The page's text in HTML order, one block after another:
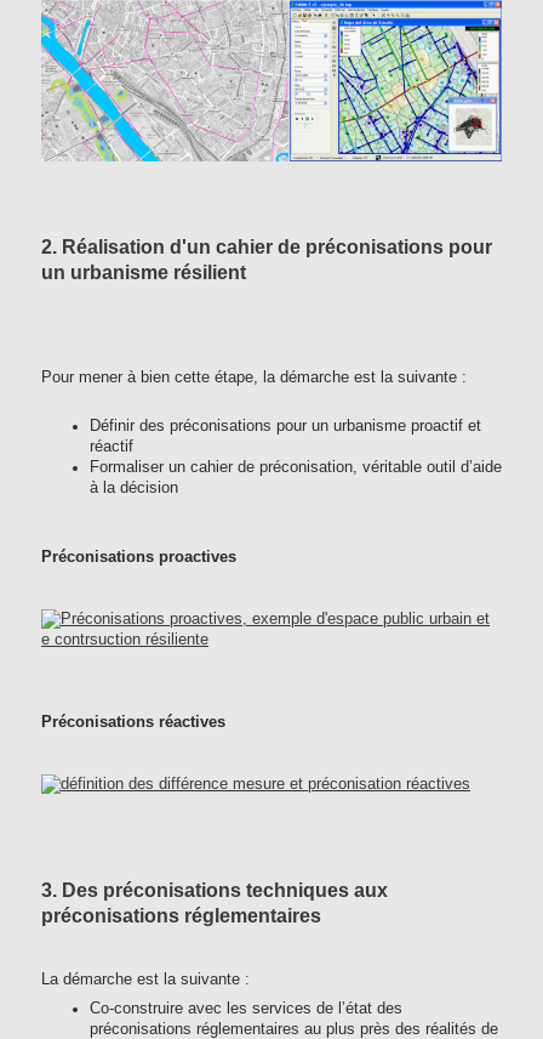
2. Réalisation d'un cahier de préconisations pour
un urbanisme résilient
Pour mener à bien cette étape, la démarche est la suivante :
Définir des préconisations pour un urbanisme proactif et
réactif
Formaliser un cahier de préconisation, véritable outil d’aide
à la décision
Préconisations proactives
Préconisations réactives
3. Des préconisations techniques aux
préconisations réglementaires
La démarche est la suivante :
Co-construire avec les services de l’état des
préconisations réglementaires au plus près des réalités de